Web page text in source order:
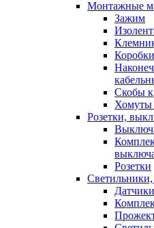
Монтажные
Зажим
Скобы
Хомуты
Розетки,
Розетки